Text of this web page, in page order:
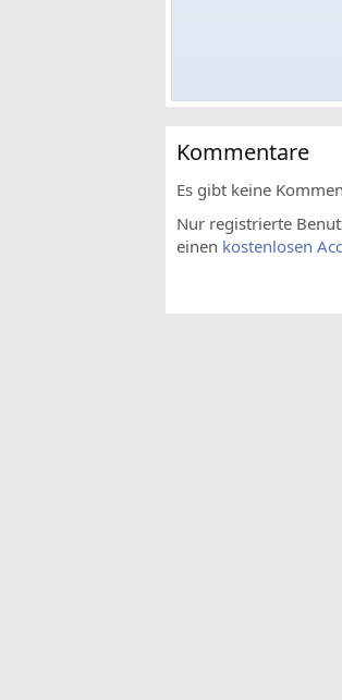
Kommentare
Es gibt keine
Nur registrierte
einen kostenlosen